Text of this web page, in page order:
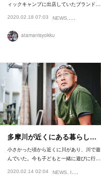
ィックキャンプに出店していたブランド…
2020.02.18 07:03 NEWS GEAR
atamanisyokku
多摩川が近くにある暮らし…
小さかった頃から近くに川があり、川で遊
んでいた。今も子どもと一緒に遊びに行…
2020.02.14 02:04 NEWS INTERVIEW